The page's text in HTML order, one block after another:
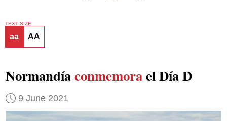
TEXT SIZE
aa AA
Normandíaconmemorael Día D
9 June 2021